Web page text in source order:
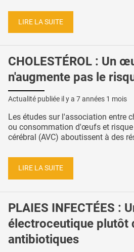
LIRE LA SUITE
CHOLESTÉROL : Un
n'augmente pas le
Actualité publiée il y a 7 années 1 mois
Les études sur l'association entre
ou consommation d'œufs et
cérébral (AVC) aboutissent à des
LIRE LA SUITE
PLAIES INFECTÉES :
électroceutique plutôt
antibiotiques